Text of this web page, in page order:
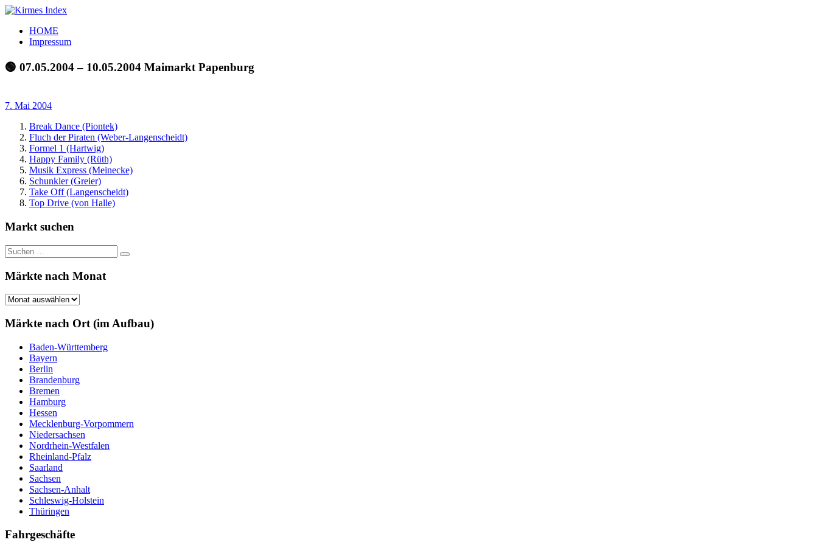
Zum
springen
Kirmes
Index
Tourpläne
der
letzten
HOME
Impressum
🟢 07.05.2004 – 10.05.2004 Maimarkt Papenburg
7. Mai 2004
Break Dance (Piontek)
Fluch der Piraten (Weber-Langenscheidt)
Formel 1 (Hartwig)
Happy Family (Rüth)
Musik Express (Meinecke)
Schunkler (Greier)
Take Off (Langenscheidt)
Top Drive (von Halle)
Markt suchen
Suchen
nach:
Suchen
Märkte nach Monat
Märkte
Monat
Märkte nach Ort (im Aufbau)
Baden-Württemberg
Bayern
Berlin
Brandenburg
Bremen
Hamburg
Hessen
Mecklenburg-Vorpommern
Niedersachsen
Nordrhein-Westfalen
Rheinland-Pfalz
Saarland
Sachsen
Sachsen-Anhalt
Schleswig-Holstein
Thüringen
Fahrgeschäfte